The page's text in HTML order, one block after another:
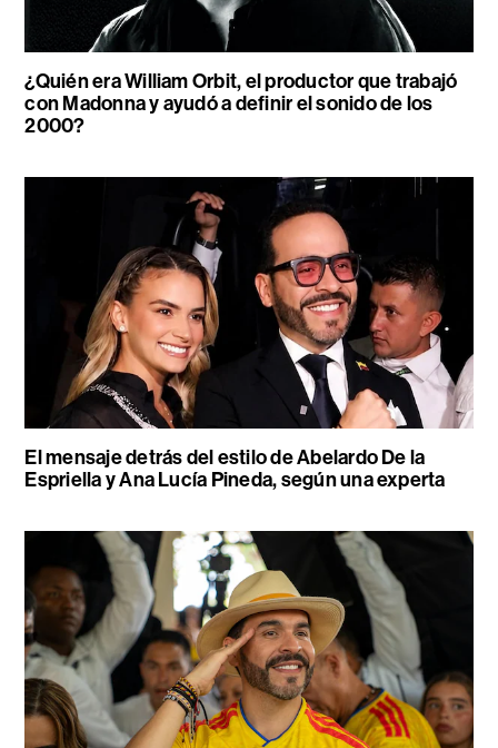
¿Quién era William Orbit, el productor que trabajó
con Madonna y ayudó a definir el sonido de los
2000?
El mensaje detrás del estilo de Abelardo De la
Espriella y Ana Lucía Pineda, según una experta